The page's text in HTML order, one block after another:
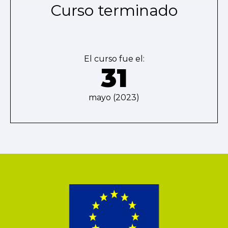
Curso terminado
El curso fue el:
31
mayo (2023)